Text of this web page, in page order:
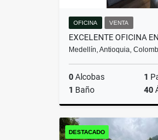
OFICINA VENTA
Medellín, Antioquia,
0Alcobas 1
1 Baño 40
DESTACADO